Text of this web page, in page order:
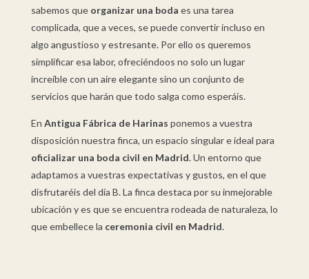
sabemos que organizar una boda es una tarea
complicada, que a veces, se puede convertir incluso en
algo angustioso y estresante. Por ello os queremos
simplificar esa labor, ofreciéndoos no solo un lugar
increíble con un aire elegante sino un conjunto de
servicios que harán que todo salga como esperáis.
En Antigua Fábrica de Harinas ponemos a vuestra
disposición nuestra finca, un espacio singular e ideal para
oficializar una boda civil en Madrid. Un entorno que
adaptamos a vuestras expectativas y gustos, en el que
disfrutaréis del día B. La finca destaca por su inmejorable
ubicación y es que se encuentra rodeada de naturaleza, lo
que embellece la ceremonia civil en Madrid.